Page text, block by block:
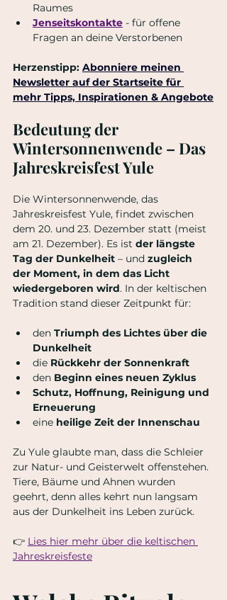
Raumes
Jenseitskontakte - für offene
Fragen an deine Verstorbenen
Herzenstipp: Abonniere meinen
Newsletter auf der Startseite für
mehr Tipps, Inspirationen & Angebote
Bedeutung der
Wintersonnenwende – Das
Jahreskreisfest Yule
Die Wintersonnenwende, das
Jahreskreisfest Yule, findet zwischen
dem 20. und 23. Dezember statt (meist
am 21. Dezember). Es ist der längste
Tag der Dunkelheit – und zugleich
der Moment, in dem das Licht
wiedergeboren wird. In der keltischen
Tradition stand dieser Zeitpunkt für:
den Triumph des Lichtes über die
Dunkelheit
die Rückkehr der Sonnenkraft
den Beginn eines neuen Zyklus
Schutz, Hoffnung, Reinigung und
Erneuerung
eine heilige Zeit der Innenschau
Zu Yule glaubte man, dass die Schleier
zur Natur- und Geisterwelt offenstehen.
Tiere, Bäume und Ahnen wurden
geehrt, denn alles kehrt nun langsam
aus der Dunkelheit ins Leben zurück.
👉 Lies hier mehr über die keltischen
Jahreskreisfeste